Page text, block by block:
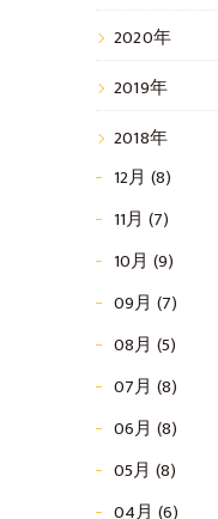
2020年
2019年
2018年
12月 (8)
11月 (7)
10月 (9)
09月 (7)
08月 (5)
07月 (8)
06月 (8)
05月 (8)
04月 (6)